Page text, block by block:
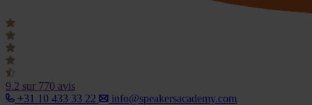
9.2 sur 770 avis
+31 10 433 33 22
info@speakersacademy.com